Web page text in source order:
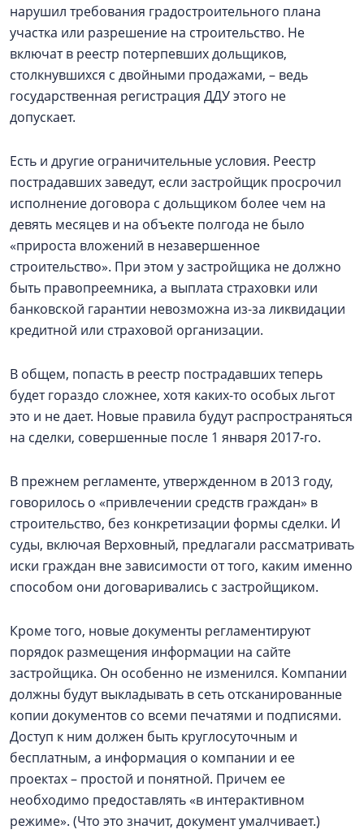
нарушил требования градостроительного плана
участка или разрешение на строительство. Не
включат в реестр потерпевших дольщиков,
столкнувшихся с двойными продажами, – ведь
государственная регистрация ДДУ этого не
допускает.
Есть и другие ограничительные условия. Реестр
пострадавших заведут, если застройщик просрочил
исполнение договора с дольщиком более чем на
девять месяцев и на объекте полгода не было
«прироста вложений в незавершенное
строительство». При этом у застройщика не должно
быть правопреемника, а выплата страховки или
банковской гарантии невозможна из-за ликвидации
кредитной или страховой организации.
В общем, попасть в реестр пострадавших теперь
будет гораздо сложнее, хотя каких-то особых льгот
это и не дает. Новые правила будут распространяться
на сделки, совершенные после 1 января 2017-го.
В прежнем регламенте, утвержденном в 2013 году,
говорилось о «привлечении средств граждан» в
строительство, без конкретизации формы сделки. И
суды, включая Верховный, предлагали рассматривать
иски граждан вне зависимости от того, каким именно
способом они договаривались с застройщиком.
Кроме того, новые документы регламентируют
порядок размещения информации на сайте
застройщика. Он особенно не изменился. Компании
должны будут выкладывать в сеть отсканированные
копии документов со всеми печатями и подписями.
Доступ к ним должен быть круглосуточным и
бесплатным, а информация о компании и ее
проектах – простой и понятной. Причем ее
необходимо предоставлять «в интерактивном
режиме». (Что это значит, документ умалчивает.)